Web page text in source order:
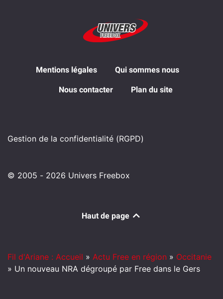
Mentions légales Qui sommes nous
Nous contacter Plan du site
Gestion de la confidentialité (RGPD)
© 2005 - 2026 Univers Freebox
Haut de page
Fil d'Ariane : Accueil » Actu Free en région » Occitanie
» Un nouveau NRA dégroupé par Free dans le Gers